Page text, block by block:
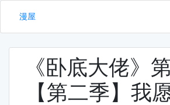
漫屋
《卧底大佬》
【第二季】我